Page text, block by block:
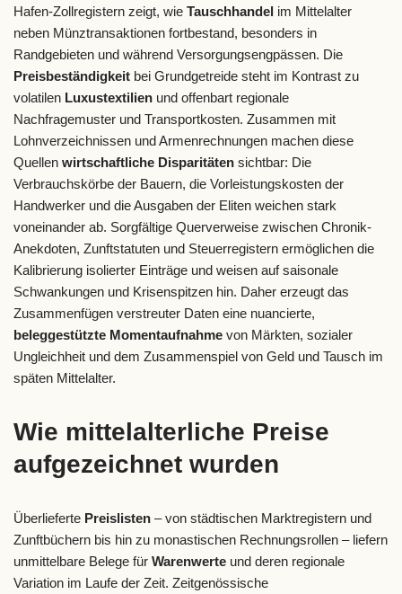
Hafen-Zollregistern zeigt, wie Tauschhandel im Mittelalter
neben Münztransaktionen fortbestand, besonders in
Randgebieten und während Versorgungsengpässen. Die
Preisbeständigkeit bei Grundgetreide steht im Kontrast zu
volatilen Luxustextilien und offenbart regionale
Nachfragemuster und Transportkosten. Zusammen mit
Lohnverzeichnissen und Armenrechnungen machen diese
Quellen wirtschaftliche Disparitäten sichtbar: Die
Verbrauchskörbe der Bauern, die Vorleistungskosten der
Handwerker und die Ausgaben der Eliten weichen stark
voneinander ab. Sorgfältige Querverweise zwischen Chronik-
Anekdoten, Zunftstatuten und Steuerregistern ermöglichen die
Kalibrierung isolierter Einträge und weisen auf saisonale
Schwankungen und Krisenspitzen hin. Daher erzeugt das
Zusammenfügen verstreuter Daten eine nuancierte,
beleggestützte Momentaufnahme von Märkten, sozialer
Ungleichheit und dem Zusammenspiel von Geld und Tausch im
späten Mittelalter.
Wie mittelalterliche Preise
aufgezeichnet wurden
Überlieferte Preislisten – von städtischen Marktregistern und
Zunftbüchern bis hin zu monastischen Rechnungsrollen – liefern
unmittelbare Belege für Warenwerte und deren regionale
Variation im Laufe der Zeit. Zeitgenössische